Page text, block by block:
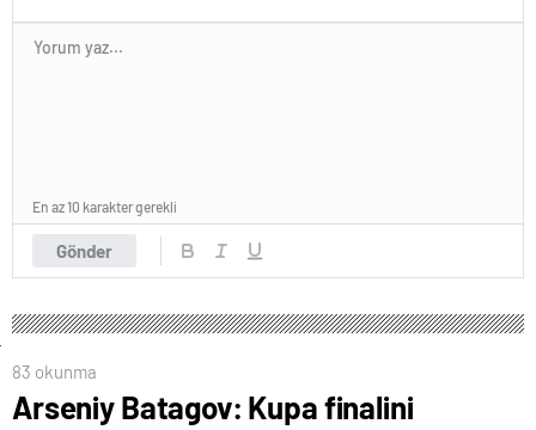
Gönder
En az 10 karakter gerekli
83 okunma
Arseniy Batagov: Kupa finalini